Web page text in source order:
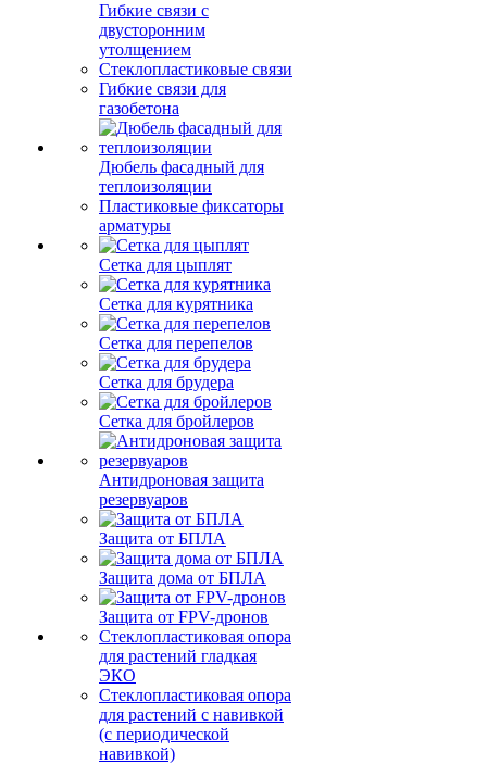
Гибкие связи с
двусторонним
утолщением
Стеклопластиковые связи
Гибкие связи для
газобетона
Дюбель фасадный для
теплоизоляции
Пластиковые фиксаторы
арматуры
Сетка для цыплят
Сетка для курятника
Сетка для перепелов
Сетка для брудера
Сетка для бройлеров
Антидроновая защита
резервуаров
Защита от БПЛА
Защита дома от БПЛА
Защита от FPV-дронов
Стеклопластиковая опора
для растений гладкая
ЭКО
Стеклопластиковая опора
для растений с навивкой
(с периодической
навивкой)